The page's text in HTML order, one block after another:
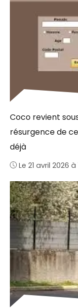
Coco revient
résurgence de
déjà
Le 21 avril 2026 à